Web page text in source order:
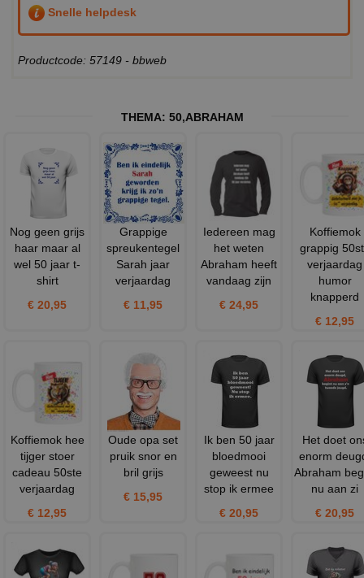
Snelle helpdesk
Productcode: 57149 - bbweb
THEMA: 50,ABRAHAM
Nog geen grijs
haar maar al
wel 50 jaar t-
shirt
€ 20,95
Grappige
spreukentegel
Sarah jaar
verjaardag
€ 11,95
Iedereen mag
het weten
Abraham heeft
vandaag zijn
€ 24,95
Koffiemok
grappig
verjaardag
humor
knapperd
€ 12,95
Koffiemok hee
tijger stoer
cadeau 50ste
verjaardag
€ 12,95
Oude opa set
pruik snor en
bril grijs
€ 15,95
Ik ben 50 jaar
bloedmooi
geweest nu
stop ik ermee
€ 20,95
Het doet
enorm
Abraham
nu aan zi
€ 20,95